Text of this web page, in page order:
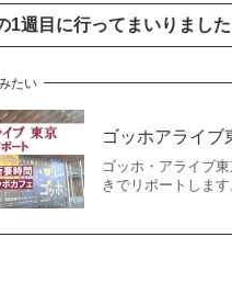
1週目に行ってまいりまし
たい
ゴッホアライブ
ゴッホ・アライブ
きでリポートします